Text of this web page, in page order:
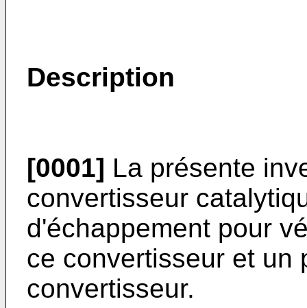
Description
[0001] La présente
convertisseur
d'échappement pour
ce convertisseur et un
convertisseur.